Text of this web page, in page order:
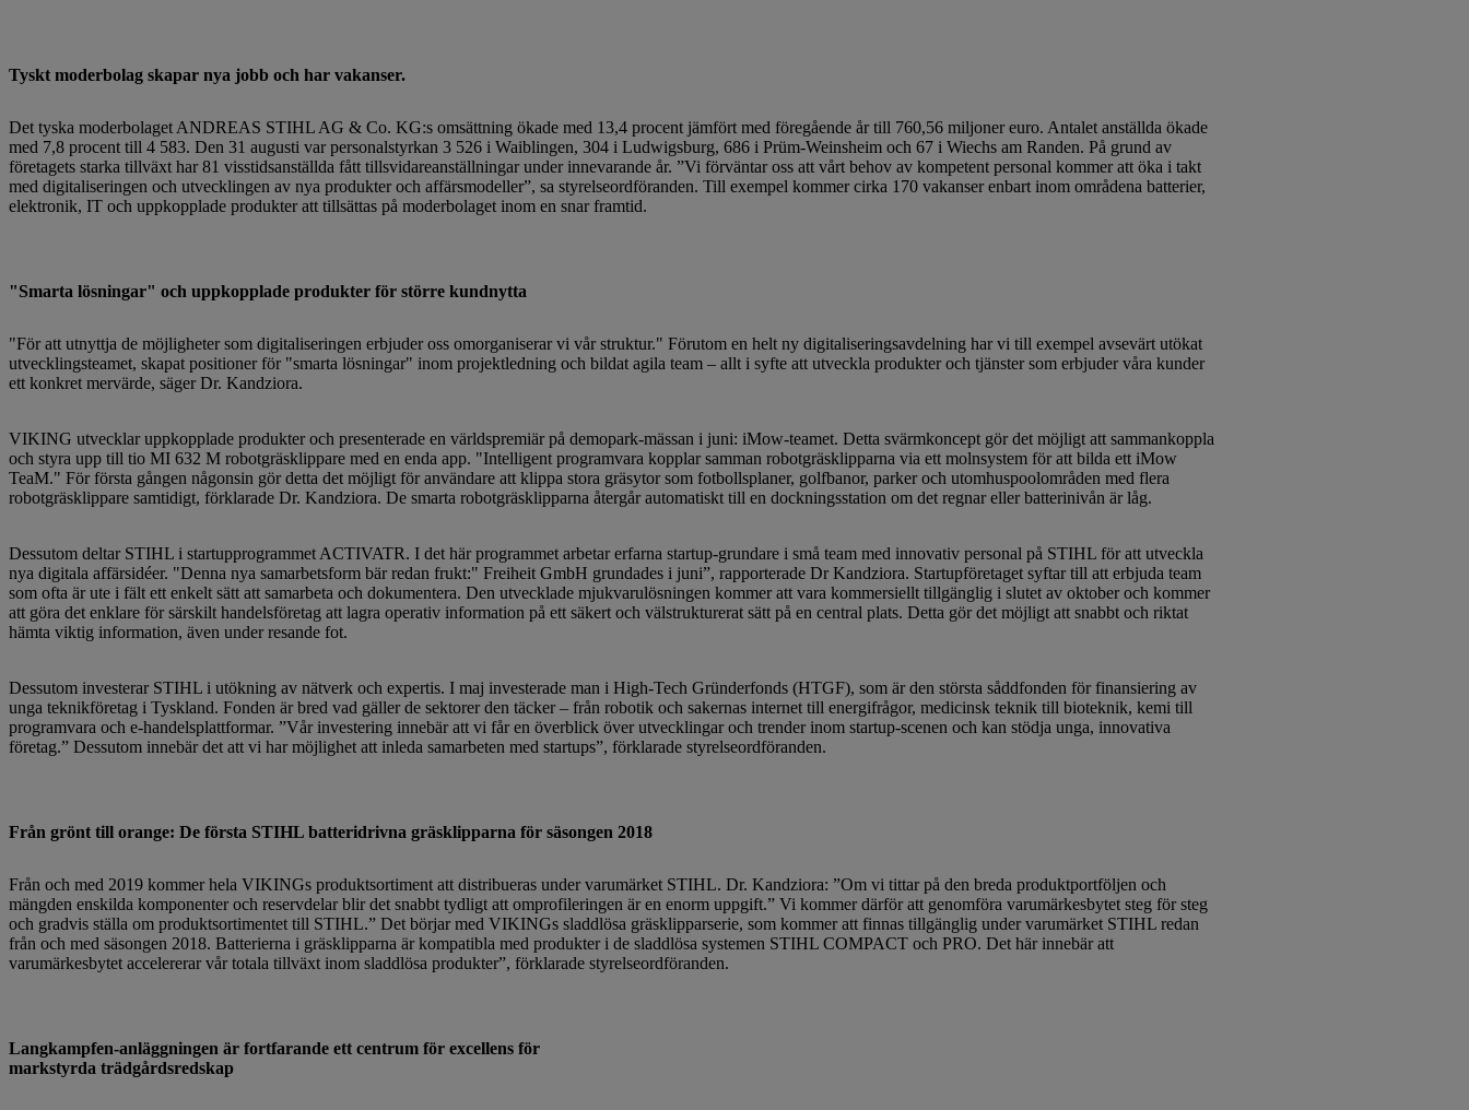
Tyskt moderbolag skapar nya jobb och har vakanser.
Det tyska moderbolaget ANDREAS STIHL AG & Co. KG:s omsättning ökade med 13,4 procent jämfört med föregående år till 760,56 miljoner euro. Antalet anställda ökade
med 7,8 procent till 4 583. Den 31 augusti var personalstyrkan 3 526 i Waiblingen, 304 i Ludwigsburg, 686 i Prüm-Weinsheim och 67 i Wiechs am Randen. På grund av
företagets starka tillväxt har 81 visstidsanställda fått tillsvidareanställningar under innevarande år. ”Vi förväntar oss att vårt behov av kompetent personal kommer att öka i takt
med digitaliseringen och utvecklingen av nya produkter och affärsmodeller”, sa styrelseordföranden. Till exempel kommer cirka 170 vakanser enbart inom områdena batterier,
elektronik, IT och uppkopplade produkter att tillsättas på moderbolaget inom en snar framtid.
"Smarta lösningar" och uppkopplade produkter för större kundnytta
"För att utnyttja de möjligheter som digitaliseringen erbjuder oss omorganiserar vi vår struktur." Förutom en helt ny digitaliseringsavdelning har vi till exempel avsevärt utökat
utvecklingsteamet, skapat positioner för "smarta lösningar" inom projektledning och bildat agila team – allt i syfte att utveckla produkter och tjänster som erbjuder våra kunder
ett konkret mervärde, säger Dr. Kandziora.
VIKING utvecklar uppkopplade produkter och presenterade en världspremiär på demopark-mässan i juni: iMow-teamet. Detta svärmkoncept gör det möjligt att sammankoppla
och styra upp till tio MI 632 M robotgräsklippare med en enda app. "Intelligent programvara kopplar samman robotgräsklipparna via ett molnsystem för att bilda ett iMow
TeaM." För första gången någonsin gör detta det möjligt för användare att klippa stora gräsytor som fotbollsplaner, golfbanor, parker och utomhuspoolområden med flera
robotgräsklippare samtidigt, förklarade Dr. Kandziora. De smarta robotgräsklipparna återgår automatiskt till en dockningsstation om det regnar eller batterinivån är låg.
Dessutom deltar STIHL i startupprogrammet ACTIVATR. I det här programmet arbetar erfarna startup-grundare i små team med innovativ personal på STIHL för att utveckla
nya digitala affärsidéer. "Denna nya samarbetsform bär redan frukt:" Freiheit GmbH grundades i juni”, rapporterade Dr Kandziora. Startupföretaget syftar till att erbjuda team
som ofta är ute i fält ett enkelt sätt att samarbeta och dokumentera. Den utvecklade mjukvarulösningen kommer att vara kommersiellt tillgänglig i slutet av oktober och kommer
att göra det enklare för särskilt handelsföretag att lagra operativ information på ett säkert och välstrukturerat sätt på en central plats. Detta gör det möjligt att snabbt och riktat
hämta viktig information, även under resande fot.
Dessutom investerar STIHL i utökning av nätverk och expertis. I maj investerade man i High-Tech Gründerfonds (HTGF), som är den största såddfonden för finansiering av
unga teknikföretag i Tyskland. Fonden är bred vad gäller de sektorer den täcker – från robotik och sakernas internet till energifrågor, medicinsk teknik till bioteknik, kemi till
programvara och e-handelsplattformar. ”Vår investering innebär att vi får en överblick över utvecklingar och trender inom startup-scenen och kan stödja unga, innovativa
företag.” Dessutom innebär det att vi har möjlighet att inleda samarbeten med startups”, förklarade styrelseordföranden.
Från grönt till orange: De första STIHL batteridrivna gräsklipparna för säsongen 2018
Från och med 2019 kommer hela VIKINGs produktsortiment att distribueras under varumärket STIHL. Dr. Kandziora: ”Om vi ​​tittar på den breda produktportföljen och
mängden enskilda komponenter och reservdelar blir det snabbt tydligt att omprofileringen är en enorm uppgift.” Vi kommer därför att genomföra varumärkesbytet steg för steg
och gradvis ställa om produktsortimentet till STIHL.” Det börjar med VIKINGs sladdlösa gräsklipparserie, som kommer att finnas tillgänglig under varumärket STIHL redan
från och med säsongen 2018. Batterierna i gräsklipparna är kompatibla med produkter i de sladdlösa systemen STIHL COMPACT och PRO. Det här innebär att
varumärkesbytet accelererar vår totala tillväxt inom sladdlösa produkter”, förklarade styrelseordföranden.
Langkampfen-anläggningen är fortfarande ett centrum för excellens för
markstyrda trädgårdsredskap